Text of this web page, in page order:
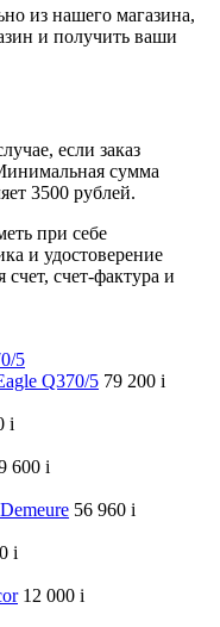
из нашего магазина,
и получить ваши
если заказ
сумма
3500 рублей.
при себе
и удостоверение
счет-фактура и
Q370/5 79 200 i
i
600 i
56 960 i
i
12 000 i